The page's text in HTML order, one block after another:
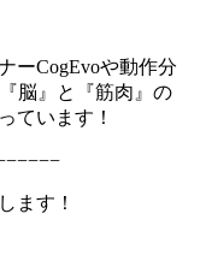
ーCogEvoや動作分
脳』と『筋肉』の
ています！
ます！